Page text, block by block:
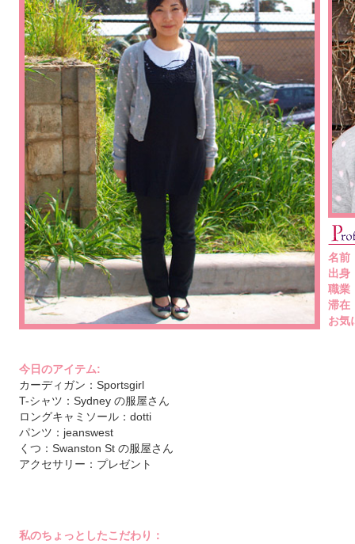
名前
出身
職業
滞在
お気
今日のアイテム:
カーディガン：Sportsgirl
T-シャツ：Sydney の服屋さん
ロングキャミソール：dotti
パンツ：jeanswest
くつ：Swanston St の服屋さん
アクセサリー：プレゼント
私のちょっとしたこだわり：